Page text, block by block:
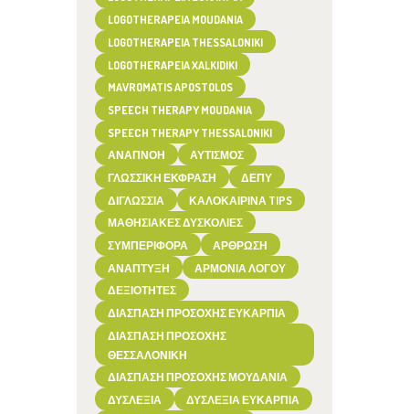
LOGOTHERAPEIA MOUDANIA
LOGOTHERAPEIA THESSALONIKI
LOGOTHERAPEIA XALKIDIKI
MAVROMATIS APOSTOLOS
SPEECH THERAPY MOUDANIA
SPEECH THERAPY THESSALONIKI
ΑΝΑΠΝΟΉ
ΑΥΤΙΣΜΌΣ
ΓΛΩΣΣΙΚΉ ΈΚΦΡΑΣΗ
ΔΕΠΥ
ΔΙΓΛΩΣΣΊΑ
ΚΑΛΟΚΑΙΡΙΝΆ TIPS
ΜΑΘΗΣΙΑΚΈΣ ΔΥΣΚΟΛΊΕΣ
ΣΥΜΠΕΡΙΦΟΡΆ
ΆΡΘΡΩΣΗ
ΑΝΆΠΤΥΞΗ
ΑΡΜΟΝΊΑ ΛΌΓΟΥ
ΔΕΞΙΌΤΗΤΕΣ
ΔΙΆΣΠΑΣΗ ΠΡΟΣΟΧΉΣ ΕΥΚΑΡΠΊΑ
ΔΙΆΣΠΑΣΗ ΠΡΟΣΟΧΉΣ
ΘΕΣΣΑΛΟΝΊΚΗ
ΔΙΆΣΠΑΣΗ ΠΡΟΣΟΧΉΣ ΜΟΥΔΑΝΙΆ
ΔΥΣΛΕΞΊΑ
ΔΥΣΛΕΞΊΑ ΕΥΚΑΡΠΊΑ